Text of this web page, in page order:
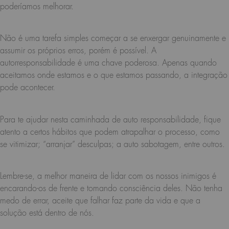
poderíamos melhorar.
Não é uma tarefa simples começar a se enxergar genuinamente e
assumir os próprios erros, porém é possível. A
autorresponsabilidade é uma chave poderosa. Apenas quando
aceitamos onde estamos e o que estamos passando, a integração
pode acontecer.
Para te ajudar nesta caminhada de auto responsabilidade, fique
atento a certos hábitos que podem atrapalhar o processo, como
se vitimizar; “arranjar” desculpas; a auto sabotagem, entre outros.
Lembre-se, a melhor maneira de lidar com os nossos inimigos é
encarando-os de frente e tomando consciência deles. Não tenha
medo de errar, aceite que falhar faz parte da vida e que a
solução está dentro de nós.